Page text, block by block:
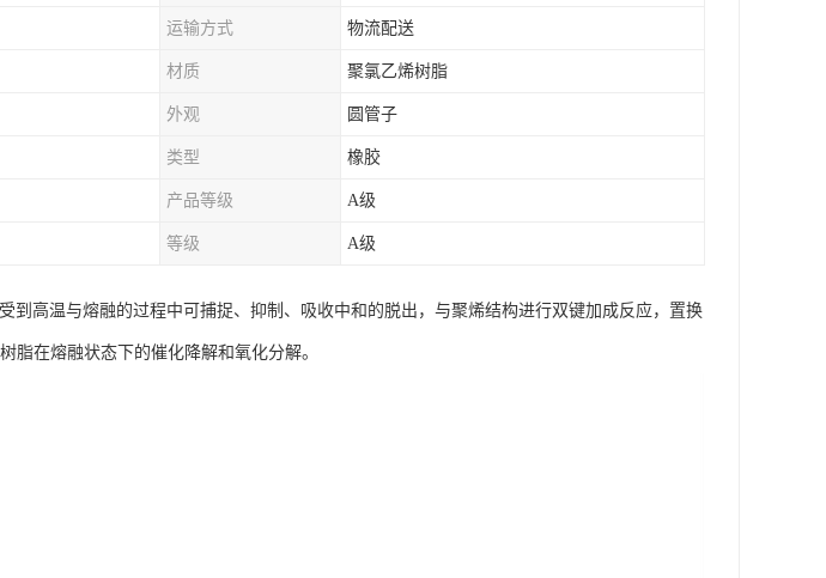
运输方式 物流配送
材质 聚氯乙烯树脂
外观 圆管子
类型 橡胶
产品等级 A级
等级 A级
到高温与熔融的过程中可捕捉、抑制、吸收中和的脱出，与聚烯结构进行双键加成反应，置换
脂在熔融状态下的催化降解和氧化分解。